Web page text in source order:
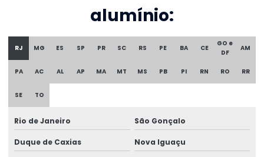
alumínio:
RJ MG ES SP PR SC RS PE BA CE
GO e
DF
AM
PA AC AL AP MA MT MS PB PI RN RO RR
SE TO
Rio de Janeiro São Gonçalo
Duque de Caxias Nova Iguaçu